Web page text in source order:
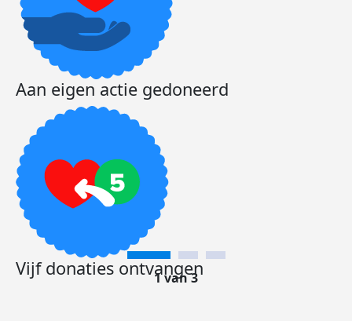
Aan eigen actie gedoneerd
Vijf donaties ontvangen
1 van 3